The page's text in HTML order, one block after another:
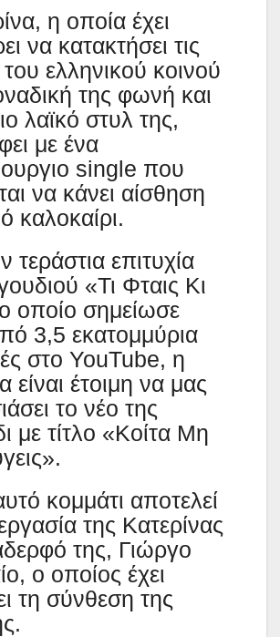
η οποία έχει
να κατακτήσει τις
του ελληνικού κοινού
της φωνή και
λαϊκό στυλ της,
με ένα
single που
να κάνει αίσθηση
καλοκαίρι.
τεράστια επιτυχία
«Τι Φταις Κι
οποίο σημείωσε
3,5 εκατομμύρια
στο YouTube, η
είναι έτοιμη να μας
το νέο της
με τίτλο «Κοίτα Μη
κομμάτι αποτελεί
της Κατερίνας
της, Γιώργο
ο οποίος έχει
τη σύνθεση της